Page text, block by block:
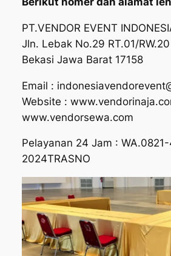
PT.VENDOR EVENT
Jln. Lebak No.29 RT.01/
Bekasi Jawa Barat 17158
Email :
Website :
www.vendorsewa.com
Pelayanan 24 Jam :
2024TRASNO